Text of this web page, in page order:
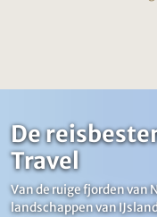
De
Travel
Van de ruige fjorden van
landschappen van